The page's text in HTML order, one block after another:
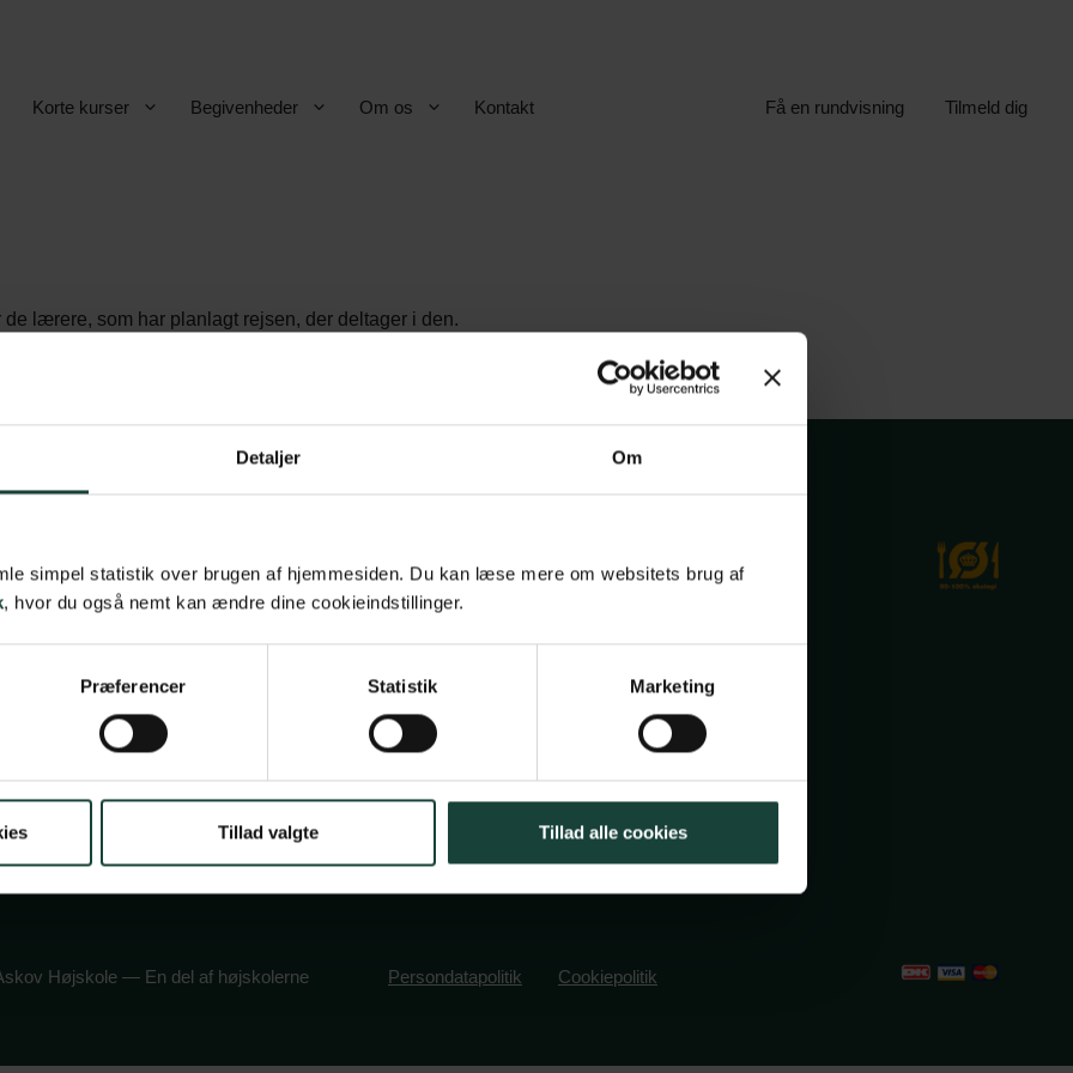
Detaljer Om
simpel statistik over brugen af hjemmesiden. Du kan læse mere om websitets brug af
, hvor du også nemt kan ændre dine cookieindstillinger.
Præferencer Statistik Marketing
Tillad valgte Tillad alle cookies
Korte kurser Begivenheder Om os Kontakt Få en rundvisning Tilmeld dig
lærere, som har planlagt rejsen, der deltager i den.
som er med på rejsen.
Maltvej 1
6600 Vejen
Tlf:7696 1800
info@askov-hojskole.dk
CVR: 38117416
EAN nr: 5790002491382
Persondatapolitik Cookiepolitik
Højskole — En del af højskolerne